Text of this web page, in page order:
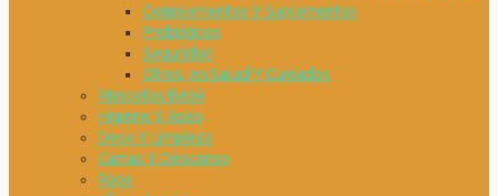
Complementos Y Suplementos
Probióticos
Seguridad
Otros, en Salud Y Cuidados
Mascotas Bebé
Higiene Y Aseo
Deco Y Limpieza
Camas Y Descanso
Ropa